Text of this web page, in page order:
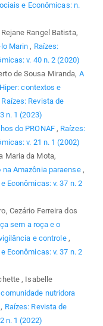
e Econômicas: n.
Rangel Batista,
Marin, Raízes:
v. 40 n. 2 (2020)
de Sousa Miranda, A
contextos e
Raízes: Revista de
n. 1 (2023)
do PRONAF, Raízes:
v. 21 n. 1 (2002)
Maria da Mota,
Amazônia paraense ,
Econômicas: v. 37 n. 2
Cezário Ferreira dos
sem a roça e o
e controle ,
Econômicas: v. 37 n. 2
, Isabelle
nutridora
, Raízes: Revista de
n. 1 (2022)